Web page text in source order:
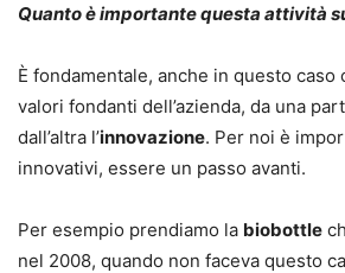
Quanto è importante questa attività
È fondamentale, anche in questo caso
valori fondanti dell’azienda, da una
dall’altra l’innovazione. Per noi è
innovativi, essere un passo avanti.
Per esempio prendiamo la biobottle
nel 2008, quando non faceva questo